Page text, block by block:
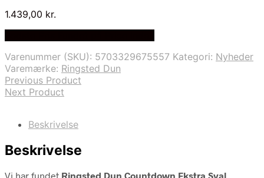
1.439,00 kr.
Varenummer (SKU): 5703329675557 Kategori: Nyheder
Varemærke: Ringsted Dun
Previous Product
Next Product
Beskrivelse
Beskrivelse
Vi har fundet Ringsted Dun Countdown Ekstra Sval